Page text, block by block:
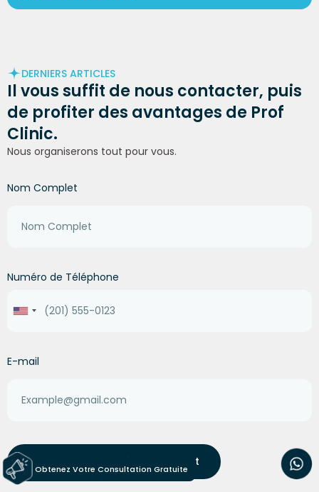
DERNIERS ARTICLES
Il vous suffit de nous contacter, puis
de profiter des avantages de Prof
Clinic.
Nous organiserons tout pour vous.
Nom Complet
Numéro de Téléphone
United
+1
E-mail
Contactez-Nous Dès Maintenant
Obtenez Votre Consultation Gratuite